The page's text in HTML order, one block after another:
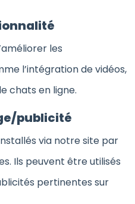
les
l’intégration de vidéos,
chats en ligne.
publicité
via notre site par
Ils peuvent être utilisés
pertinentes sur